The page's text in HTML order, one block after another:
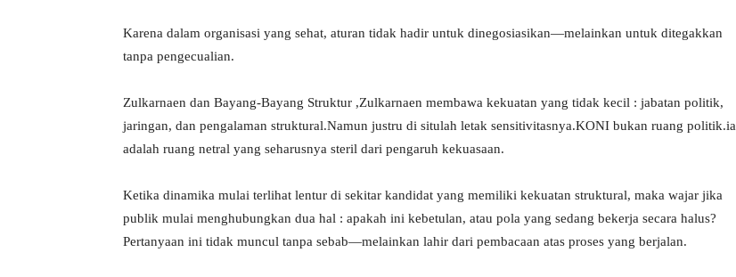
Karena dalam organisasi yang sehat, aturan tidak hadir untuk dinegosiasikan—melainkan untuk ditegakkan
tanpa pengecualian.
Zulkarnaen dan Bayang-Bayang Struktur ,Zulkarnaen membawa kekuatan yang tidak kecil : jabatan politik,
jaringan, dan pengalaman struktural.Namun justru di situlah letak sensitivitasnya.KONI bukan ruang politik.ia
adalah ruang netral yang seharusnya steril dari pengaruh kekuasaan.
Ketika dinamika mulai terlihat lentur di sekitar kandidat yang memiliki kekuatan struktural, maka wajar jika
publik mulai menghubungkan dua hal : apakah ini kebetulan, atau pola yang sedang bekerja secara halus?
Pertanyaan ini tidak muncul tanpa sebab—melainkan lahir dari pembacaan atas proses yang berjalan.